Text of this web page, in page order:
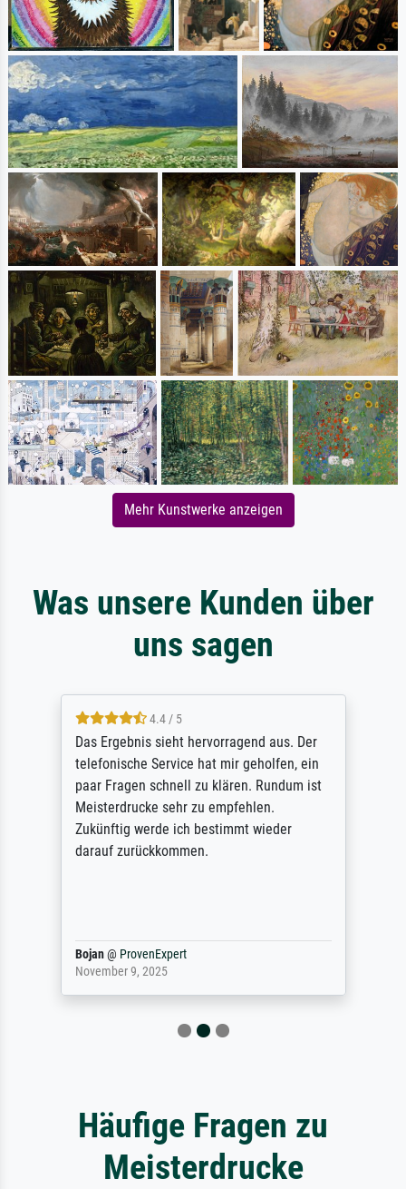
Mehr Kunstwerke anzeigen
Was unsere Kunden über
uns sagen
4.4 / 5
Das Ergebnis sieht hervorragend aus. Der
telefonische Service hat mir geholfen, ein
paar Fragen schnell zu klären. Rundum ist
Meisterdrucke sehr zu empfehlen.
Zukünftig werde ich bestimmt wieder
darauf zurückkommen.
Bojan@ ProvenExpert
November 9, 2025
Häufige Fragen zu
Meisterdrucke